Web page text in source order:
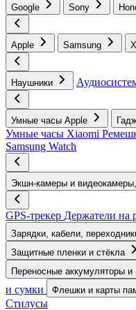
Google
Sony
Apple Samsung
Наушники
Умные часы Apple
Умные часы Xiaomi
Samsung Watch
Экшн-камеры и
GPS-трекер Держатели на
Зарядки, кабели,
Защитные пленки и стёкла
Переносные аккумуляторы и
и сумки
Флешки и карты
Стилусы